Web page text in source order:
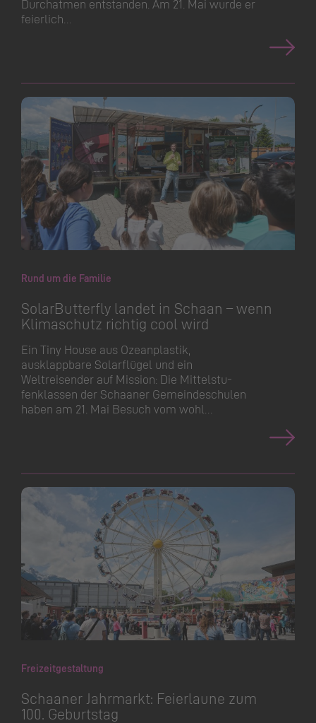
Durchatmen entstanden. Am 21. Mai wurde er
feierlich…
Rund um die Familie
SolarButterfly landet in Schaan – wenn
Klimaschutz richtig cool wird
Ein Tiny House aus Ozeanplastik,
ausklappbare Solarflügel und ein
Weltreisender auf Mission: Die Mittelstu­
fenklassen der Schaaner Gemeindeschulen
haben am 21. Mai Besuch vom wohl…
Freizeitgestaltung
Schaaner Jahrmarkt: Feierlaune zum
100. Geburtstag